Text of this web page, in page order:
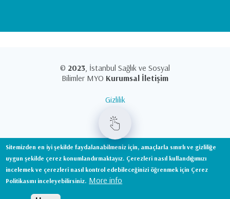
© 2023, İstanbul Sağlık ve Sosyal
Bilimler MYO Kurumsal İletişim
Gizlilik
KVKK
0850 811 18 18
Sitemizden en iyi şekilde faydalanabilmeniz için, amaçlarla sınırlı ve gizliliğe
uygun şekilde çerez konumlandırmaktayız. Çerezleri nasıl kullandığımızı
incelemek ve çerezleri nasıl kontrol edebileceğinizi öğrenmek için Çerez
Politikasını inceleyebilirsiniz. More info